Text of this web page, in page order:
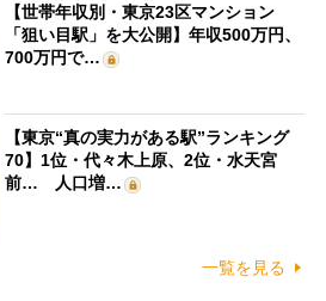
【世帯年収別・東京23区マンション
「狙い目駅」を大公開】年収500万円、
700万円で…
【東京“真の実力がある駅”ランキング
70】1位・代々木上原、2位・水天宮
前… 人口増…
一覧を見る